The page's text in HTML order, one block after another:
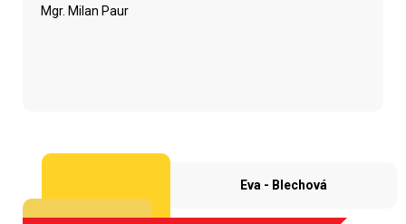
Mgr. Milan Paur
Eva - Blechová